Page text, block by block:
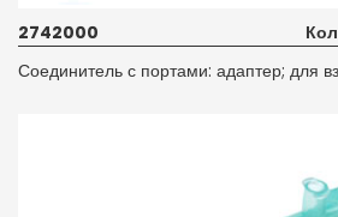
2742000
Соединитель с портами: адаптер; для